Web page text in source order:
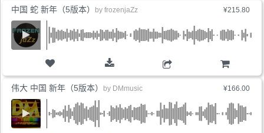
¥215.80
购物车
中国 蛇 新年（5版本） by frozenjaZz
¥166.00
伟大 中国 新年（5版本） by DMmusic